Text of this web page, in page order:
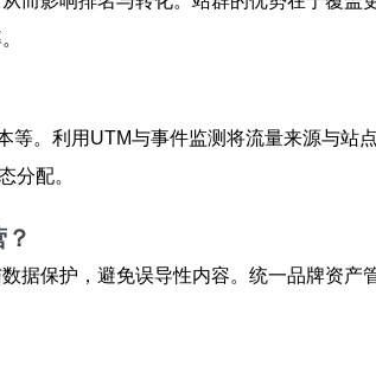
。利用UTM与事件监测将流量来源与站
分配。
据保护，避免误导性内容。统一品牌资